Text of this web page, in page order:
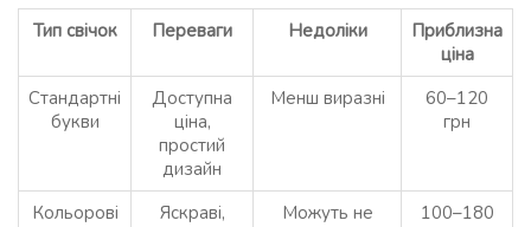
Тип свічок Переваги Недоліки
Приблизна
ціна
Стандартні
букви
Доступна
ціна,
простий
дизайн
Менш виразні
60–120
грн
Кольорові
Яскраві,
Можуть не
100–180